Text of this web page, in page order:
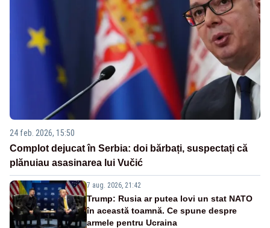
24 feb. 2026, 15:50
Complot dejucat în Serbia: doi bărbați, suspectați că
plănuiau asasinarea lui Vučić
7 aug. 2026, 21:42
Trump: Rusia ar putea lovi un stat NATO
în această toamnă. Ce spune despre
armele pentru Ucraina